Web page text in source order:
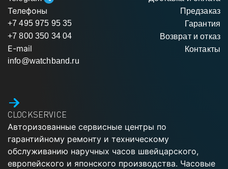
Телефоны
+7 495 975 95 35
+7 800 350 34 04
E-mail
info@watchband.ru
Предзаказ
Гарантия
Возврат и отказ
Контакты
CLOCKSERVICE
Авторизованные сервисные центры по
гарантийному ремонту и техническому
обслуживанию наручных часов швейцарского,
европейского и японского производства. Часовые